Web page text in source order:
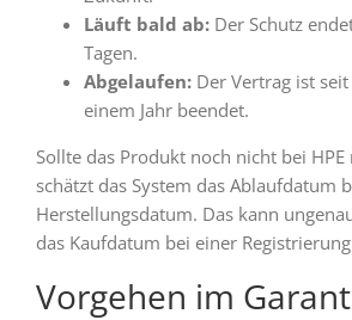
Läuft bald ab:Der Schutz
Tagen.
Abgelaufen:Der Vertrag ist
einem Jahr beendet.
Sollte das Produkt noch nicht bei
schätzt das System das Ablaufdatum
Herstellungsdatum. Das kann
das Kaufdatum bei einer
Vorgehen im